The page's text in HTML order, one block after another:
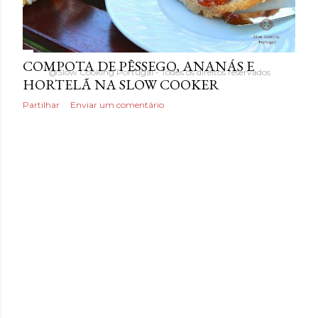
COMPOTA DE PÊSSEGO, ANANÁS E
HORTELÃ NA SLOW COOKER
Partilhar Enviar um comentário
Com tecnologia do Blogger
@Slow Cooking Portugal - Todos os direitos reservados